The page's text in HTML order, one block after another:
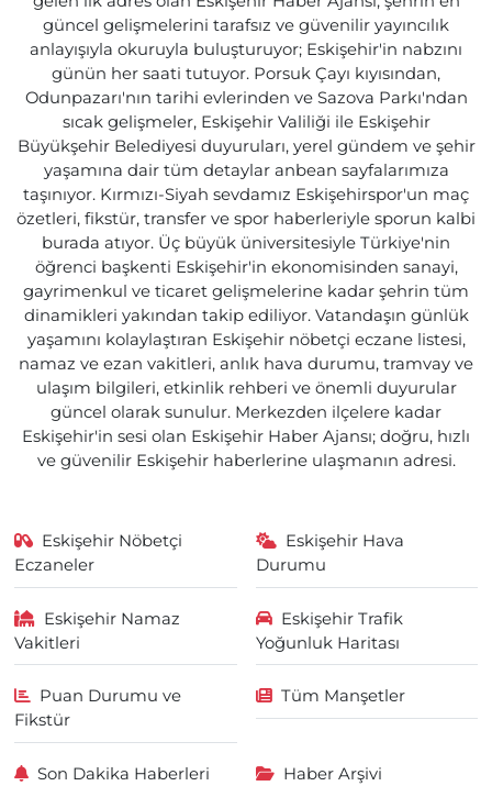
güncel gelişmelerini tarafsız ve güvenilir yayıncılık
anlayışıyla okuruyla buluşturuyor; Eskişehir'in nabzını
günün her saati tutuyor. Porsuk Çayı kıyısından,
Odunpazarı'nın tarihi evlerinden ve Sazova Parkı'ndan
sıcak gelişmeler, Eskişehir Valiliği ile Eskişehir
Büyükşehir Belediyesi duyuruları, yerel gündem ve şehir
yaşamına dair tüm detaylar anbean sayfalarımıza
taşınıyor. Kırmızı-Siyah sevdamız Eskişehirspor'un maç
özetleri, fikstür, transfer ve spor haberleriyle sporun kalbi
burada atıyor. Üç büyük üniversitesiyle Türkiye'nin
öğrenci başkenti Eskişehir'in ekonomisinden sanayi,
gayrimenkul ve ticaret gelişmelerine kadar şehrin tüm
dinamikleri yakından takip ediliyor. Vatandaşın günlük
yaşamını kolaylaştıran Eskişehir nöbetçi eczane listesi,
namaz ve ezan vakitleri, anlık hava durumu, tramvay ve
ulaşım bilgileri, etkinlik rehberi ve önemli duyurular
güncel olarak sunulur. Merkezden ilçelere kadar
Eskişehir'in sesi olan Eskişehir Haber Ajansı; doğru, hızlı
ve güvenilir Eskişehir haberlerine ulaşmanın adresi.
Eskişehir Nöbetçi
Eczaneler
Eskişehir Hava
Durumu
Eskişehir Namaz
Vakitleri
Eskişehir Trafik
Yoğunluk Haritası
Puan Durumu ve
Fikstür
Tüm Manşetler
Son Dakika Haberleri Haber Arşivi